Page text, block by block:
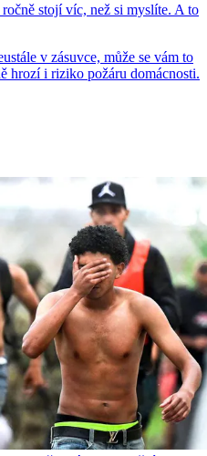
stojí víc, než si myslíte. A to
v zásuvce, může se vám to
hrozí i riziko požáru domácnosti.